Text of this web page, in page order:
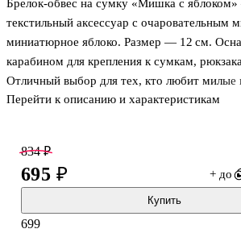
Брелок‑обвес на сумку «Мишка с
текстильный аксессуар с
миниатюрное яблоко. Размер — 12 см.
карабином для крепления к сумкам,
Отличный выбор для тех, кто любит милые
детали в аксессуарах. Артикул:
Перейти к описанию и характеристикам
(9см) (12-
202510-
07150-MN1)
(пластик)
(13х4,5)
834 ₽
695 ₽ + до
Купить
699